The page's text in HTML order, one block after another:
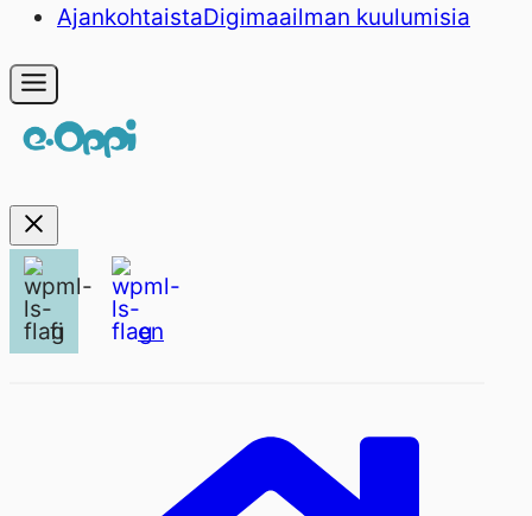
AjankohtaistaDigimaailman kuulumisia
fi en